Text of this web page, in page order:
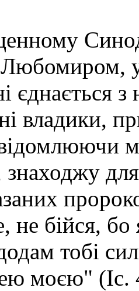
єднається
владики,
не бійся,
тобі
моєю" (Іс.